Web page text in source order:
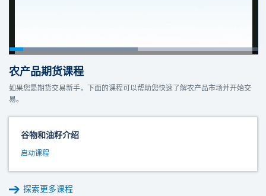
农产品期货课程
如果您是期货交易新手，下面的课程可以帮助您快速了解农产品市场并开始交
易。
谷物和油籽介绍
启动课程
探索更多课程